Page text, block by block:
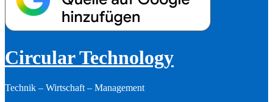
Circular Technology
Technik – Wirtschaft – Management